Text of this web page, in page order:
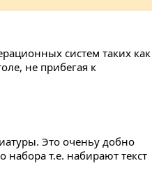
систем таких как
не прибегая к
Это оченьу добно
набора т.е. набирают текст